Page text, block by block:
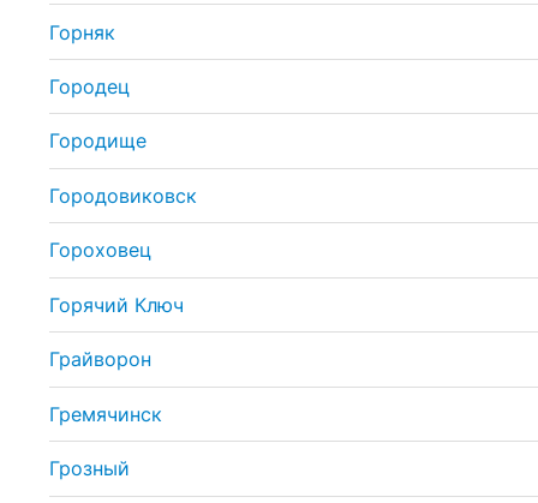
Горняк
Городец
Городище
Городовиковск
Гороховец
Горячий Ключ
Грайворон
Гремячинск
Грозный